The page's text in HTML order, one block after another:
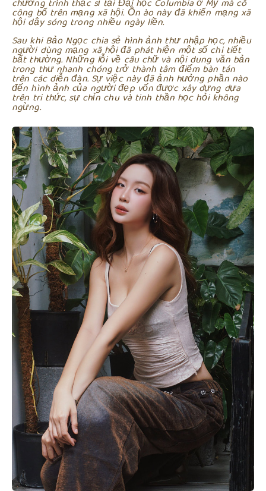
chương trình thạc sĩ tại Đại học Columbia ở Mỹ mà cô
công bố trên mạng xã hội. Ồn ào này đã khiến mạng xã
hội dậy sóng trong nhiều ngày liền.
Sau khi Bảo Ngọc chia sẻ hình ảnh thư nhập học, nhiều
người dùng mạng xã hội đã phát hiện một số chi tiết
bất thường. Những lỗi về câu chữ và nội dung văn bản
trong thư nhanh chóng trở thành tâm điểm bàn tán
trên các diễn đàn. Sự việc này đã ảnh hưởng phần nào
đến hình ảnh của người đẹp vốn được xây dựng dựa
trên tri thức, sự chỉn chu và tinh thần học hỏi không
ngừng.